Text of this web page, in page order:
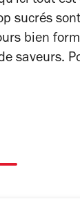
sucrés
bien
saveurs.